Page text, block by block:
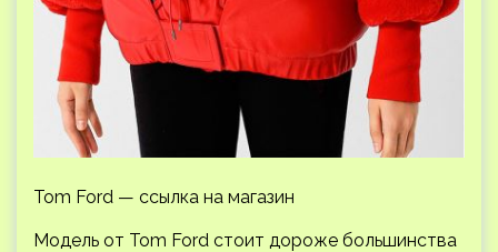
Tom Ford — ссылка на магазин
Модель от Tom Ford стоит дороже большинства